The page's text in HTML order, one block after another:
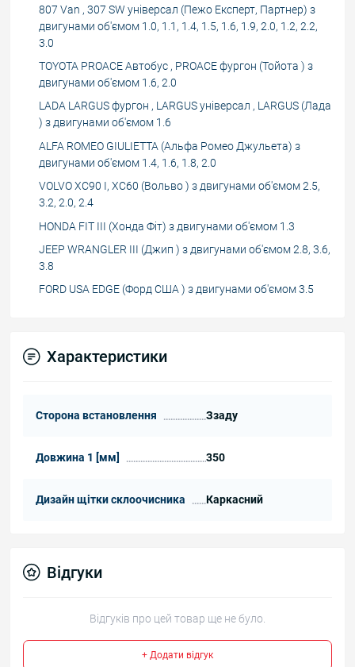
807 Van , 307 SW універсал (Пежо Експерт, Партнер) з
двигунами об'ємом 1.0, 1.1, 1.4, 1.5, 1.6, 1.9, 2.0, 1.2, 2.2,
3.0
TOYOTA PROACE Автобус , PROACE фургон (Тойота ) з
двигунами об'ємом 1.6, 2.0
LADA LARGUS фургон , LARGUS універсал , LARGUS (Лада
) з двигунами об'ємом 1.6
ALFA ROMEO GIULIETTA (Альфа Ромео Джульета) з
двигунами об'ємом 1.4, 1.6, 1.8, 2.0
VOLVO XC90 I, XC60 (Вольво ) з двигунами об'ємом 2.5,
3.2, 2.0, 2.4
HONDA FIT III (Хонда Фіт) з двигунами об'ємом 1.3
JEEP WRANGLER III (Джип ) з двигунами об'ємом 2.8, 3.6,
3.8
FORD USA EDGE (Форд США ) з двигунами об'ємом 3.5
Характеристики
Сторона встановлення Ззаду
Довжина 1 [мм] 350
Дизайн щітки склоочисника Каркасний
Відгуки
Відгуків про цей товар ще не було.
+ Додати відгук